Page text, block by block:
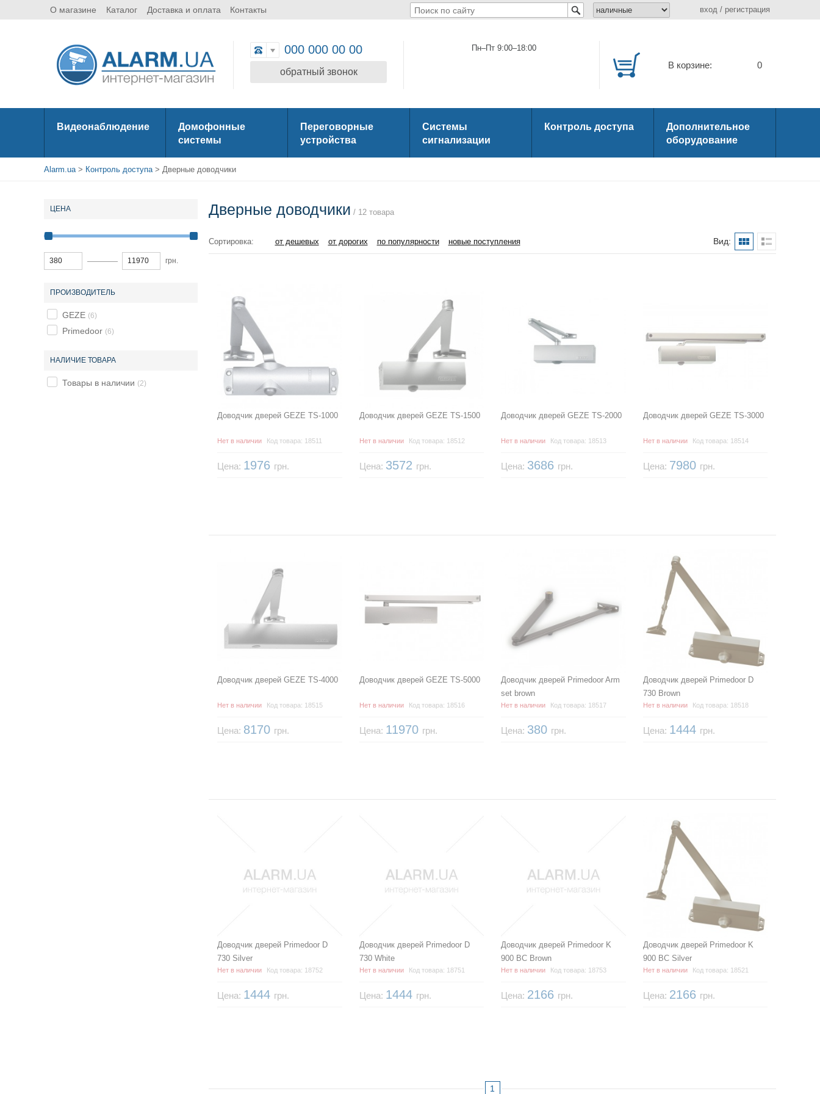
О магазине Каталог Доставка и оплата Контакты вход / регистрация
000 000 00 00
обратный звонок
Пн–Пт 9:00–18:00
В корзине: 0
Видеонаблюдение
Домофонные
системы
Переговорные
устройства
Системы
сигнализации
Контроль доступа
Дополнительное
оборудование
Alarm.ua> Контроль доступа> Дверные доводчики
ЦЕНА
грн.
ПРОИЗВОДИТЕЛЬ
GEZE (6)
Primedoor (6)
НАЛИЧИЕ ТОВАРА
Товары в наличии (2)
Дверные доводчики / 12 товара
Сортировка: от дешевых от дорогих по популярности новые поступления Вид:
Доводчик дверей GEZE TS-1000
Нет в наличии Код товара: 18511
Цена: 1976 грн.
Доводчик дверей GEZE TS-1500
Нет в наличии Код товара: 18512
Цена: 3572 грн.
Доводчик дверей GEZE TS-2000
Нет в наличии Код товара: 18513
Цена: 3686 грн.
Доводчик дверей GEZE TS-3000
Нет в наличии Код товара: 18514
Цена: 7980 грн.
Доводчик дверей GEZE TS-4000
Нет в наличии Код товара: 18515
Цена: 8170 грн.
Доводчик дверей GEZE TS-5000
Нет в наличии Код товара: 18516
Цена: 11970 грн.
Доводчик дверей Primedoor Arm
set brown
Нет в наличии Код товара: 18517
Цена: 380 грн.
Доводчик дверей Primedoor D
730 Brown
Нет в наличии Код товара: 18518
Цена: 1444 грн.
Доводчик дверей Primedoor D
730 Silver
Нет в наличии Код товара: 18752
Цена: 1444 грн.
Доводчик дверей Primedoor D
730 White
Нет в наличии Код товара: 18751
Цена: 1444 грн.
Доводчик дверей Primedoor K
900 BC Brown
Нет в наличии Код товара: 18753
Цена: 2166 грн.
Доводчик дверей Primedoor K
900 BC Silver
Нет в наличии Код товара: 18521
Цена: 2166 грн.
1